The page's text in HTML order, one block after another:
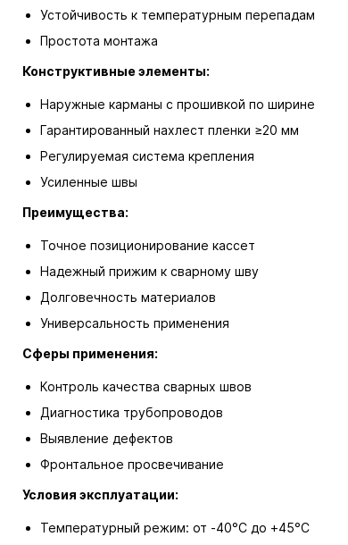
Устойчивость к температурным перепадам
Простота монтажа
Конструктивные элементы:
Наружные карманы с прошивкой по ширине
Гарантированный нахлест пленки ≥20 мм
Регулируемая система крепления
Усиленные швы
Преимущества:
Точное позиционирование кассет
Надежный прижим к сварному шву
Долговечность материалов
Универсальность применения
Сферы применения:
Контроль качества сварных швов
Диагностика трубопроводов
Выявление дефектов
Фронтальное просвечивание
Условия эксплуатации:
Температурный режим: от -40°C до +45°C